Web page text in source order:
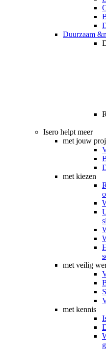
Duurzaam
Isero helpt meer
met jouw
met kiezen
met veilig
met kennis